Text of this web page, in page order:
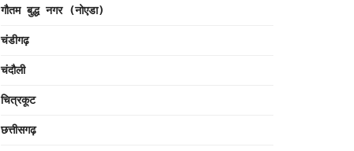
गौतम बुद्ध नगर (नोएडा)
चंडीगढ़
चंदौली
चित्रकूट
छत्तीसगढ़